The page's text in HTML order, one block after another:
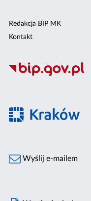
Redakcja BIP MK
Kontakt
Wyślij e-mailem